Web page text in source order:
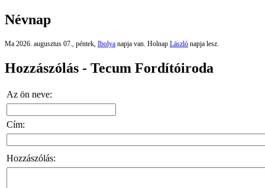
Névnap
Ma 2026. augusztus 07., péntek, Ibolya napja van. Holnap László napja lesz.
Hozzászólás - Tecum Fordítóiroda
Az ön neve:
Cím:
Hozzászólás: